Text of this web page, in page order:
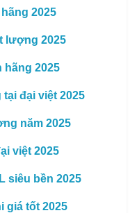
2025
lượng 2025
hãng 2025
đại việt 2025
năm 2025
việt 2025
siêu bền 2025
giá tốt 2025